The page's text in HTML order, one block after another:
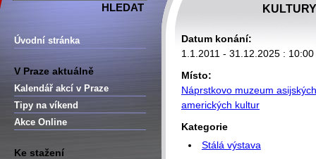
Úvodní stránka
V Praze aktuálně
Kalendář akcí v Praze
Tipy na víkend
Akce Online
Ke stažení
Datum konání:
1.1.2011 - 31.12.2025 :
Místo:
Náprstkovo muzeum
amerických kultur
Kategorie
Stálá výstava